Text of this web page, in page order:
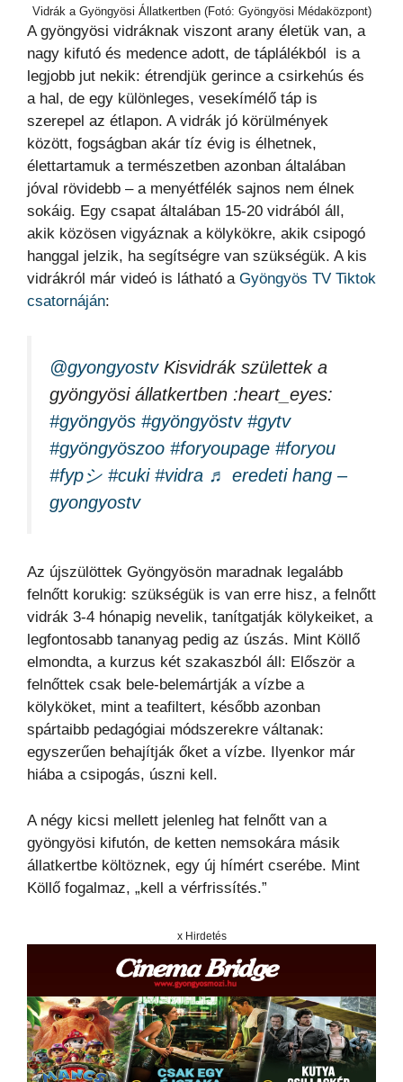
Vidrák a Gyöngyösi Állatkertben (Fotó: Gyöngyösi Médaközpont)
A gyöngyösi vidráknak viszont arany életük van, a
nagy kifutó és medence adott, de táplálékból is a
legjobb jut nekik: étrendjük gerince a csirkehús és
a hal, de egy különleges, vesekímélő táp is
szerepel az étlapon. A vidrák jó körülmények
között, fogságban akár tíz évig is élhetnek,
élettartamuk a természetben azonban általában
jóval rövidebb – a menyétfélék sajnos nem élnek
sokáig. Egy csapat általában 15-20 vidrából áll,
akik közösen vigyáznak a kölykökre, akik csipogó
hanggal jelzik, ha segítségre van szükségük. A kis
vidrákról már videó is látható a Gyöngyös TV Tiktok
csatornáján:
@gyongyostvKisvidrák születtek a
gyöngyösi állatkertben :heart_eyes:
#gyöngyös #gyöngyöstv #gytv
#gyöngyöszoo #foryoupage #foryou
#fypシ #cuki #vidra ♬ eredeti hang –
gyongyostv
Az újszülöttek Gyöngyösön maradnak legalább
felnőtt korukig: szükségük is van erre hisz, a felnőtt
vidrák 3-4 hónapig nevelik, tanítgatják kölykeiket, a
legfontosabb tananyag pedig az úszás. Mint Köllő
elmondta, a kurzus két szakaszból áll: Először a
felnőttek csak bele-belemártják a vízbe a
kölyköket, mint a teafiltert, később azonban
spártaibb pedagógiai módszerekre váltanak:
egyszerűen behajítják őket a vízbe. Ilyenkor már
hiába a csipogás, úszni kell.
A négy kicsi mellett jelenleg hat felnőtt van a
gyöngyösi kifutón, de ketten nemsokára másik
állatkertbe költöznek, egy új hímért cserébe. Mint
Köllő fogalmaz, „kell a vérfrissítés.”
x Hirdetés